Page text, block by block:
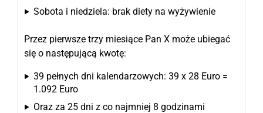
Sobota i niedziela: brak diety na wyżywienie
Przez pierwsze trzy miesiące Pan X może ubiegać
się o następującą kwotę:
39 pełnych dni kalendarzowych: 39 x 28 Euro =
1.092 Euro
Oraz za 25 dni z co najmniej 8 godzinami